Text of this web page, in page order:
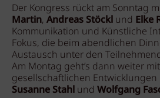
Der Kongress rückt am Sonntag
Martin, Andreas Stöckl und Elke
Kommunikation und Künstliche
Fokus, die beim abendlichen
Austausch unter den
Am Montag geht’s dann weiter
gesellschaftlichen
Susanne Stahl und Wolfgang